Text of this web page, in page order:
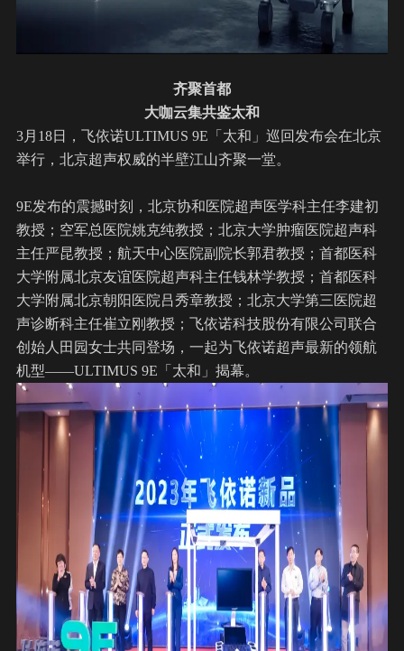
齐聚首都
大咖云集共鉴太和
3月18日，飞依诺ULTIMUS 9E「太和」巡回发布会在北京
举行，北京超声权威的半壁江山齐聚一堂。
9E发布的震撼时刻，北京协和医院超声医学科主任李建初
教授；空军总医院姚克纯教授；北京大学肿瘤医院超声科
主任严昆教授；航天中心医院副院长郭君教授；首都医科
大学附属北京友谊医院超声科主任钱林学教授；首都医科
大学附属北京朝阳医院吕秀章教授；北京大学第三医院超
声诊断科主任崔立刚教授；飞依诺科技股份有限公司联合
创始人田园女士共同登场，一起为飞依诺超声最新的领航
机型——ULTIMUS 9E「太和」揭幕。